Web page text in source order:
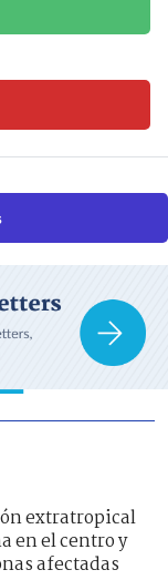
extratropical
en el centro y
afectadas